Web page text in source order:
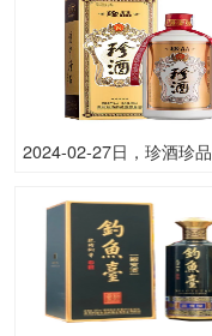
2024-02-27日，珍酒珍品
是多少呢？